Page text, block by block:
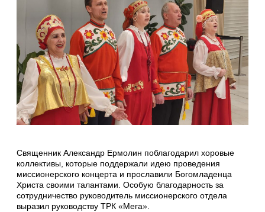
Священник Александр Ермолин поблагодарил хоровые
коллективы, которые поддержали идею проведения
миссионерского концерта и прославили Богомладенца
Христа своими талантами. Особую благодарность за
сотрудничество руководитель миссионерского отдела
выразил руководству ТРК «Мега».